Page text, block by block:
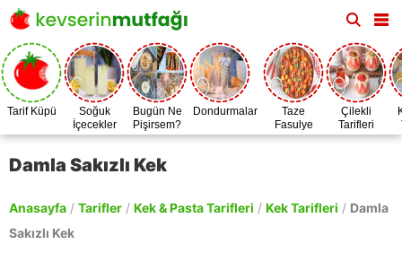
Tarif Küpü
Soğuk
İçecekler
Bugün Ne
Pişirsem?
Dondurmalar
Taze
Fasulye
Zamanı
Çilekli
Tarifleri
Damla Sakızlı Kek
Anasayfa / Tarifler / Kek & Pasta Tarifleri / Kek Tarifleri / Damla
Sakızlı Kek